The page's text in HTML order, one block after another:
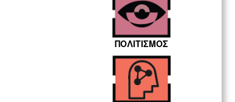
ΠΟΛΙΤΙΣΜΟΣ